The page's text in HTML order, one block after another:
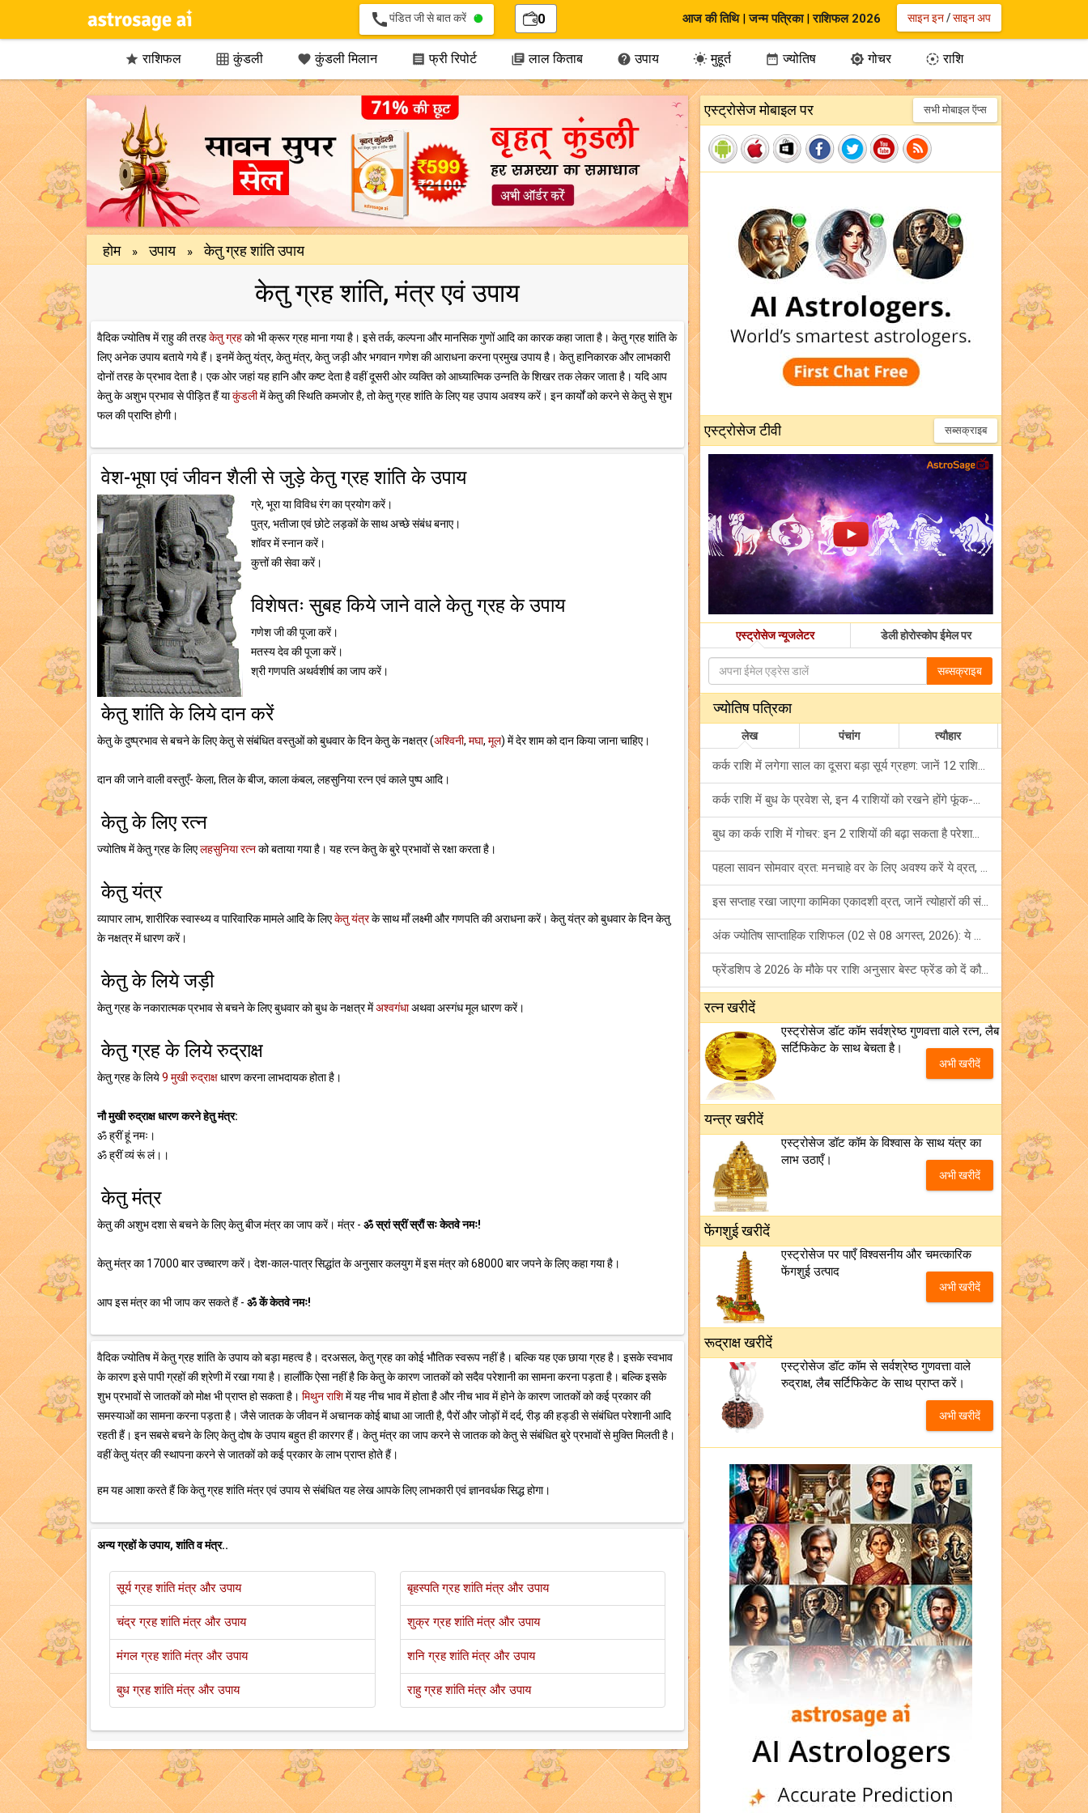
callपंडित जी से बात करें 0 आज की तिथि|जन्म पत्रिका|राशिफल 2026 साइन इन/साइन अप
 राशिफल  कुंडली  कुंडली मिलान  फ्री रिपोर्ट  लाल किताब  उपाय मुहूर्त  ज्योतिष  गोचर  राशि
होम » उपाय » केतु ग्रह शांति उपाय
केतु ग्रह शांति, मंत्र एवं उपाय
वैदिक ज्योतिष में राहु की तरहकेतु ग्रहको भी क्रूर ग्रह माना गया है। इसे तर्क, कल्पना और मानसिक गुणों आदि का कारक कहा जाता है। केतु ग्रह शांति के
लिए अनेक उपाय बताये गये हैं। इनमें केतु यंत्र, केतु मंत्र, केतु जड़ी और भगवान गणेश की आराधना करना प्रमुख उपाय है। केतु हानिकारक और लाभकारी
दोनों तरह के प्रभाव देता है। एक ओर जहां यह हानि और कष्ट देता है वहीं दूसरी ओर व्यक्ति को आध्यात्मिक उन्नति के शिखर तक लेकर जाता है। यदि आप
केतु के अशुभ प्रभाव से पीड़ित हैं याकुंडलीमें केतु की स्थिति कमजोर है, तो केतु ग्रह शांति के लिए यह उपाय अवश्य करें। इन कार्यों को करने से केतु से शुभ
फल की प्राप्ति होगी।
वेश-भूषा एवं जीवन शैली से जुड़े केतु ग्रह शांति के उपाय
ग्रे, भूरा या विविध रंग का प्रयोग करें।
पुत्र, भतीजा एवं छोटे लड़कों के साथ अच्छे संबंध बनाए।
शॉवर में स्नान करें।
कुत्तों की सेवा करें।
विशेषतः सुबह किये जाने वाले केतु ग्रह के उपाय
गणेश जी की पूजा करें।
मतस्य देव की पूजा करें।
श्री गणपति अथर्वशीर्ष का जाप करें।
केतु शांति के लिये दान करें
केतु के दुष्प्रभाव से बचने के लिए केतु से संबंधित वस्तुओं को बुधवार के दिन केतु के नक्षत्र (अश्विनी, मघा, मूल) में देर शाम को दान किया जाना चाहिए।
दान की जाने वाली वस्तुएँ- केला, तिल के बीज, काला कंबल, लहसुनिया रत्न एवं काले पुष्प आदि।
केतु के लिए रत्न
ज्योतिष में केतु ग्रह के लिएलहसुनिया रत्नको बताया गया है। यह रत्न केतु के बुरे प्रभावों से रक्षा करता है।
केतु यंत्र
व्यापार लाभ, शारीरिक स्वास्थ्य व पारिवारिक मामले आदि के लिएकेतु यंत्रके साथ माँ लक्ष्मी और गणपति की अराधना करें। केतु यंत्र को बुधवार के दिन केतु
के नक्षत्र में धारण करें।
केतु के लिये जड़ी
केतु ग्रह के नकारात्मक प्रभाव से बचने के लिए बुधवार को बुध के नक्षत्र मेंअश्वगंधाअथवा अस्गंध मूल धारण करें।
केतु ग्रह के लिये रुद्राक्ष
केतु ग्रह के लिये9 मुखी रुद्राक्षधारण करना लाभदायक होता है।
नौ मुखी रुद्राक्ष धारण करने हेतु मंत्र:
ॐ ह्रीं हूं नमः।
ॐ ह्रीं व्यं रूं लं।।
केतु मंत्र
केतु की अशुभ दशा से बचने के लिए केतु बीज मंत्र का जाप करें। मंत्र - ॐ स्रां स्रीं स्रौं सः केतवे नमः!
केतु मंत्र का 17000 बार उच्चारण करें। देश-काल-पात्र सिद्धांत के अनुसार कलयुग में इस मंत्र को 68000 बार जपने के लिए कहा गया है।
आप इस मंत्र का भी जाप कर सकते हैं - ॐ कें केतवे नमः!
वैदिक ज्योतिष में केतु ग्रह शांति के उपाय को बड़ा महत्व है। दरअसल, केतु ग्रह का कोई भौतिक स्वरूप नहीं है। बल्कि यह एक छाया ग्रह है। इसके स्वभाव
के कारण इसे पापी ग्रहों की श्रेणी में रखा गया है। हालाँकि ऐसा नहीं है कि केतु के कारण जातकों को सदैव परेशानी का सामना करना पड़ता है। बल्कि इसके
शुभ प्रभावों से जातकों को मोक्ष भी प्राप्त हो सकता है। मिथुन राशिमें यह नीच भाव में होता है और नीच भाव में होने के कारण जातकों को कई प्रकार की
समस्याओं का सामना करना पड़ता है। जैसे जातक के जीवन में अचानक कोई बाधा आ जाती है, पैरों और जोड़ों में दर्द, रीड़ की हड्डी से संबंधित परेशानी आदि
रहती हैं। इन सबसे बचने के लिए केतु दोष के उपाय बहुत ही कारगर हैं। केतु मंत्र का जाप करने से जातक को केतु से संबंधित बुरे प्रभावों से मुक्ति मिलती है।
वहीं केतु यंत्र की स्थापना करने से जातकों को कई प्रकार के लाभ प्राप्त होते हैं।
हम यह आशा करते हैं कि केतु ग्रह शांति मंत्र एवं उपाय से संबंधित यह लेख आपके लिए लाभकारी एवं ज्ञानवर्धक सिद्ध होगा।
अन्य ग्रहों के उपाय, शांति व मंत्र..
सूर्य ग्रह शांति मंत्र और उपाय
चंद्र ग्रह शांति मंत्र और उपाय
मंगल ग्रह शांति मंत्र और उपाय
बुध ग्रह शांति मंत्र और उपाय
बृहस्पति ग्रह शांति मंत्र और उपाय
शुक्र ग्रह शांति मंत्र और उपाय
शनि ग्रह शांति मंत्र और उपाय
राहु ग्रह शांति मंत्र और उपाय
एस्ट्रोसेज मोबाइल पर सभी मोबाइल ऍप्स
एस्ट्रोसेज टीवी सब्सक्राइब
एस्ट्रोसेज न्यूजलेटर डेली होरोस्कोप ईमेल पर
सब्सक्राइब
ज्योतिष पत्रिका
लेख पंचांग त्यौहार
कर्क राशि में लगेगा साल का दूसरा बड़ा सूर्य ग्रहण: जानें 12 राशियों पर शुभ-अशुभ प्रभाव!
कर्क राशि में बुध के प्रवेश से, इन 4 राशियों को रखने होंगे फूंक-फूंक कर कदम!
बुध का कर्क राशि में गोचर: इन 2 राशियों की बढ़ा सकता है परेशानियां, हो जाएं सावधान!
पहला सावन सोमवार व्रत: मनचाहे वर के लिए अवश्य करें ये व्रत, जानें नियम एवं पूजा विधि!
इस सप्ताह रखा जाएगा कामिका एकादशी व्रत, जानें त्योहारों की संपूर्ण लिस्ट!
अंक ज्योतिष साप्ताहिक राशिफल (02 से 08 अगस्त, 2026): ये सप्ताह क्यों है खास?
फ्रेंडशिप डे 2026 के मौके पर राशि अनुसार बेस्ट फ्रेंड को दें कौन सा गिफ्ट? जानें
टैरो साप्ताहिक राशिफल (02 से 08 अगस्त, 2026): जानें 12 राशियों का विस्तृत भविष्यफल!
शनि साढ़े साती और ढैय्या से परेशान हैं? शनि कृपा के लिए अवश्य करें शनिवार व्रत!
रत्न खरीदें
एस्ट्रोसेज डॉट कॉम सर्वश्रेष्ठ गुणवत्ता वाले रत्न, लैब
सर्टिफिकेट के साथ बेचता है।
अभी खरीदें
यन्त्र खरीदें
एस्ट्रोसेज डॉट कॉम के विश्वास के साथ यंत्र का
लाभ उठाएँ।
अभी खरीदें
फेंगशुई खरीदें
एस्ट्रोसेज पर पाएँ विश्वसनीय और चमत्कारिक
फेंगशुई उत्पाद
अभी खरीदें
रूद्राक्ष खरीदें
एस्ट्रोसेज डॉट कॉम से सर्वश्रेष्ठ गुणवत्ता वाले
रुद्राक्ष, लैब सर्टिफिकेट के साथ प्राप्त करें।
अभी खरीदें